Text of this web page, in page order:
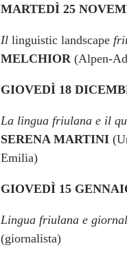
MARTEDÌ 25
Illinguistic landscape
MELCHIOR(Alpen-
GIOVEDÌ 18
La lingua friulana e il
SERENA MARTINI
Emilia)
GIOVEDÌ 15
Lingua friulana e
(giornalista)